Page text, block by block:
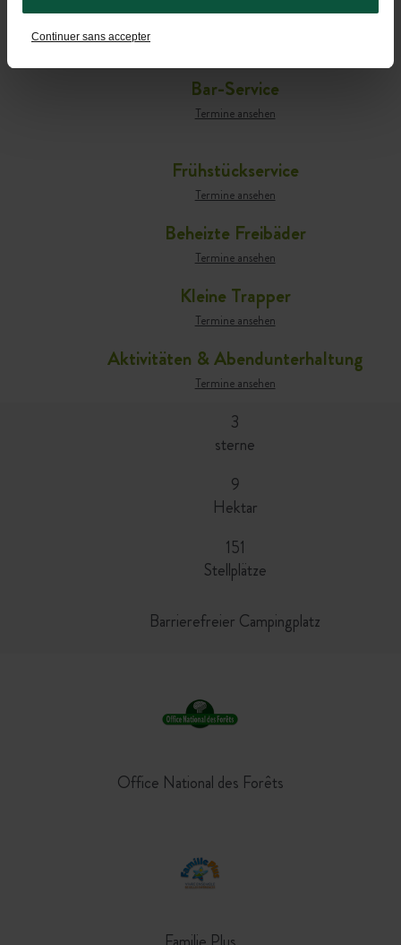
Continuer sans accepter
Bar-Service
Termine ansehen
Frühstückservice
Termine ansehen
Beheizte Freibäder
Termine ansehen
Kleine Trapper
Termine ansehen
Aktivitäten & Abendunterhaltung
Termine ansehen
3
sterne
9
Hektar
151
Stellplätze
Barrierefreier Campingplatz
Office National des Forêts